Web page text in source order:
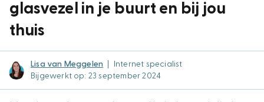
glasvezel in je buurt en bij jou
thuis
Lisa van Meggelen
Internet specialist
Bijgewerkt op: 23 september 2024